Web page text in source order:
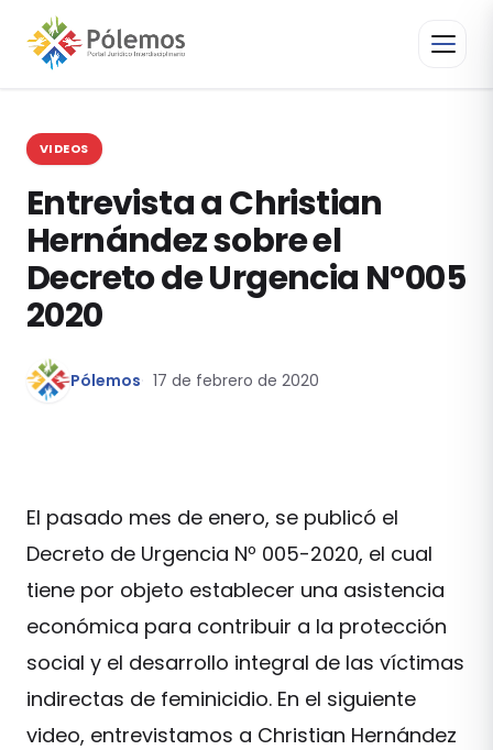
VIDEOS
Entrevista a Christian
Hernández sobre el
Decreto de Urgencia N°005
2020
Pólemos 17 de febrero de 2020
El pasado mes de enero, se publicó el
Decreto de Urgencia Nº 005-2020, el cual
tiene por objeto establecer una asistencia
económica para contribuir a la protección
social y el desarrollo integral de las víctimas
indirectas de feminicidio. En el siguiente
video, entrevistamos a Christian Hernández